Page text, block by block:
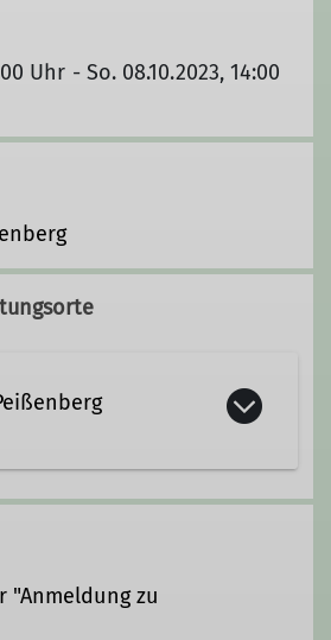
Uhr - So. 08.10.2023, 14:00
13
"Anmeldung zu